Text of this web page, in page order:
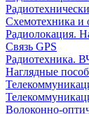
Схемотехника и
Радиолокация.
Связь GPS
Радиотехника.
Наглядные
Волоконно-